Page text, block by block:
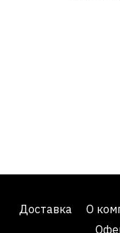
Доставка О